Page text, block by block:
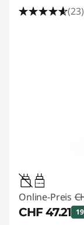
(23)
1.5W-2W
Online-Preis
CHF 47.21